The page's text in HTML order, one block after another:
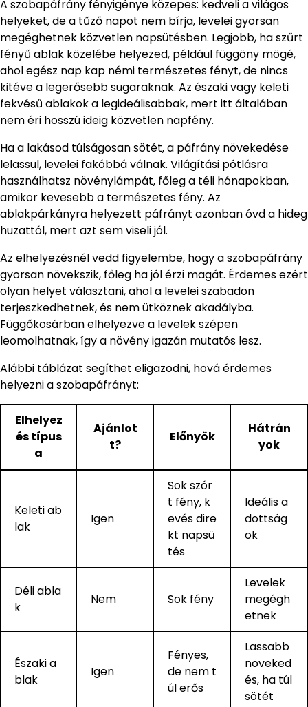
A szobapáfrány fényigénye közepes: kedveli a világos
helyeket, de a tűző napot nem bírja, levelei gyorsan
megéghetnek közvetlen napsütésben. Legjobb, ha szűrt
fényű ablak közelébe helyezed, például függöny mögé,
ahol egész nap kap némi természetes fényt, de nincs
kitéve a legerősebb sugaraknak. Az északi vagy keleti
fekvésű ablakok a legideálisabbak, mert itt általában
nem éri hosszú ideig közvetlen napfény.
Ha a lakásod túlságosan sötét, a páfrány növekedése
lelassul, levelei fakóbbá válnak. Világítási pótlásra
használhatsz növénylámpát, főleg a téli hónapokban,
amikor kevesebb a természetes fény. Az
ablakpárkányra helyezett páfrányt azonban óvd a hideg
huzattól, mert azt sem viseli jól.
Az elhelyezésnél vedd figyelembe, hogy a szobapáfrány
gyorsan növekszik, főleg ha jól érzi magát. Érdemes ezért
olyan helyet választani, ahol a levelei szabadon
terjeszkedhetnek, és nem ütköznek akadályba.
Függőkosárban elhelyezve a levelek szépen
leomolhatnak, így a növény igazán mutatós lesz.
Alábbi táblázat segíthet eligazodni, hová érdemes
helyezni a szobapáfrányt:
Elhelyez
és típus
a
Ajánlot
t?
Előnyök
Hátrán
yok
Keleti ab
lak
Igen
Sok szór
t fény, k
evés dire
kt napsü
tés
Ideális a
dottság
ok
Déli abla
k
Nem Sok fény
Levelek
megégh
etnek
Északi a
blak
Igen
Fényes,
de nem t
úl erős
Lassabb
növeked
és, ha túl
sötét